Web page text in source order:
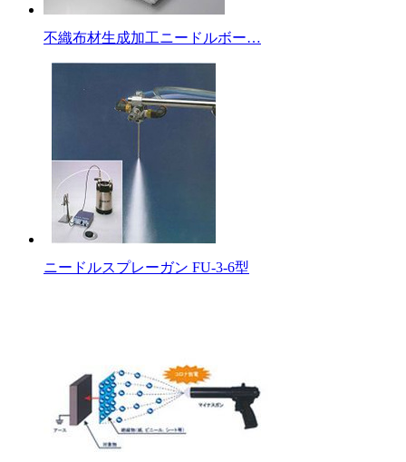
不織布材生成加工ニードルボー…
ニードルスプレーガン FU-3-6型